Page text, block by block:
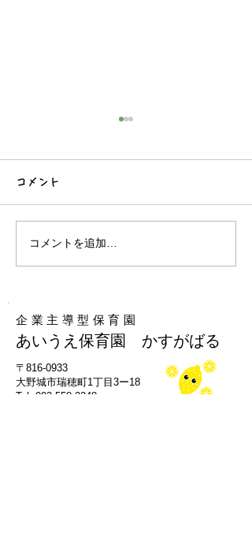
コメント
コメントを追加…
​〒816-0933
大野城市瑞穂町1丁目3ー18
Tel: 092-558-2248
企業主導型保育園
あいうえ保育園 かすがばる